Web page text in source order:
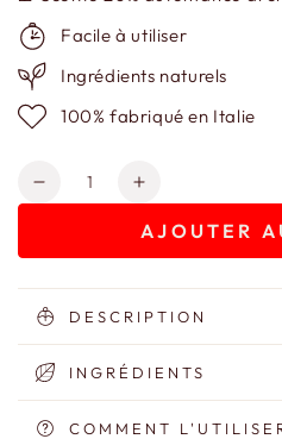
Facile à utiliser
Ingrédients naturels
100% fabriqué en Italie
Quantité
Réduire
Sérum
Fortifiant
Cils
et
Augmenter
quantité
Sérum
Fortifiant
Cils
et
AJOUTER
DESCRIPTION
INGRÉDIENTS
COMMENT